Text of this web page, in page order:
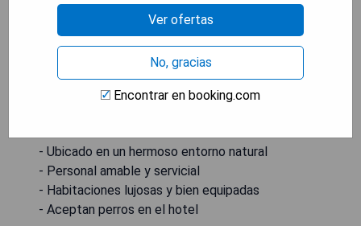
- Ubicado en un hermoso entorno natural
- Personal amable y servicial
- Habitaciones lujosas y bien equipadas
- Aceptan perros en el hotel
Ver ofertas
No, gracias
Encontrar en booking.com